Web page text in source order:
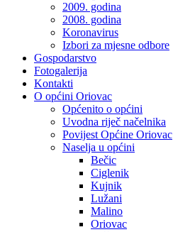
2009. godina
2008. godina
Koronavirus
Izbori za mjesne odbore
Gospodarstvo
Fotogalerija
Kontakti
O općini Oriovac
Općenito o općini
Uvodna riječ načelnika
Povijest Općine Oriovac
Naselja u općini
Bečic
Ciglenik
Kujnik
Lužani
Malino
Oriovac